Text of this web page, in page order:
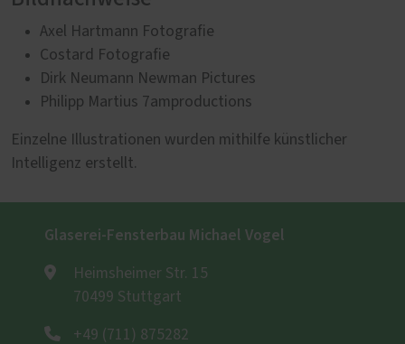
Axel Hartmann Fotografie
Costard Fotografie
Dirk Neumann Newman Pictures
Philipp Martius 7amproductions
Einzelne Illustrationen wurden mithilfe künstlicher
Intelligenz erstellt.
Glaserei-Fensterbau Michael Vogel
Heimsheimer Str. 15
70499 Stuttgart
+49 (711) 875282